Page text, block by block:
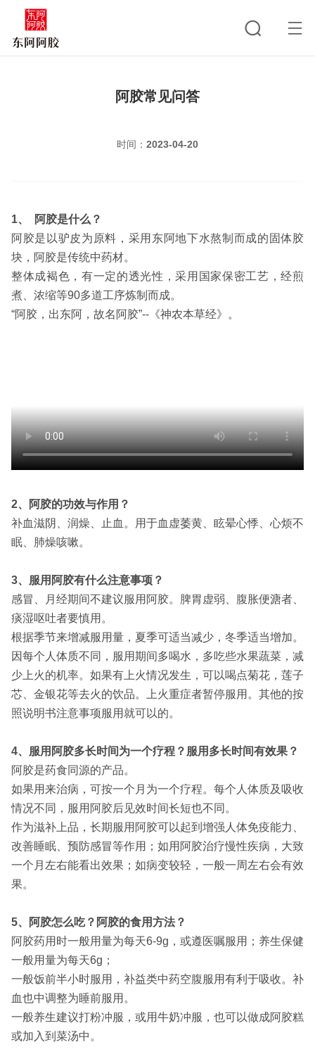
阿胶常见问答
时间： 2023-04-20
1、 阿胶是什么？
阿胶是以驴皮为原料，采用东阿地下水熬制而成的固体胶
块，阿胶是传统中药材。
整体成褐色，有一定的透光性，采用国家保密工艺，经煎
煮、浓缩等90多道工序炼制而成。
“阿胶，出东阿，故名阿胶”--《神农本草经》。
2、阿胶的功效与作用？
补血滋阴、润燥、止血。用于血虚萎黄、眩晕心悸、心烦不
眠、肺燥咳嗽。
3、服用阿胶有什么注意事项？
感冒、月经期间不建议服用阿胶。脾胃虚弱、腹胀便溏者、
痰湿呕吐者要慎用。
根据季节来增减服用量，夏季可适当减少，冬季适当增加。
因每个人体质不同，服用期间多喝水，多吃些水果蔬菜，减
少上火的机率。如果有上火情况发生，可以喝点菊花，莲子
芯、金银花等去火的饮品。上火重症者暂停服用。其他的按
照说明书注意事项服用就可以的。
4、服用阿胶多长时间为一个疗程？服用多长时间有效果？
阿胶是药食同源的产品。
如果用来治病，可按一个月为一个疗程。每个人体质及吸收
情况不同，服用阿胶后见效时间长短也不同。
作为滋补上品，长期服用阿胶可以起到增强人体免疫能力、
改善睡眠、预防感冒等作用；如用阿胶治疗慢性疾病，大致
一个月左右能看出效果；如病变较轻，一般一周左右会有效
果。
5、阿胶怎么吃？阿胶的食用方法？
阿胶药用时一般用量为每天6-9g，或遵医嘱服用；养生保健
一般用量为每天6g；
一般饭前半小时服用，补益类中药空腹服用有利于吸收。补
血也中调整为睡前服用。
一般养生建议打粉冲服，或用牛奶冲服，也可以做成阿胶糕
或加入到菜汤中。